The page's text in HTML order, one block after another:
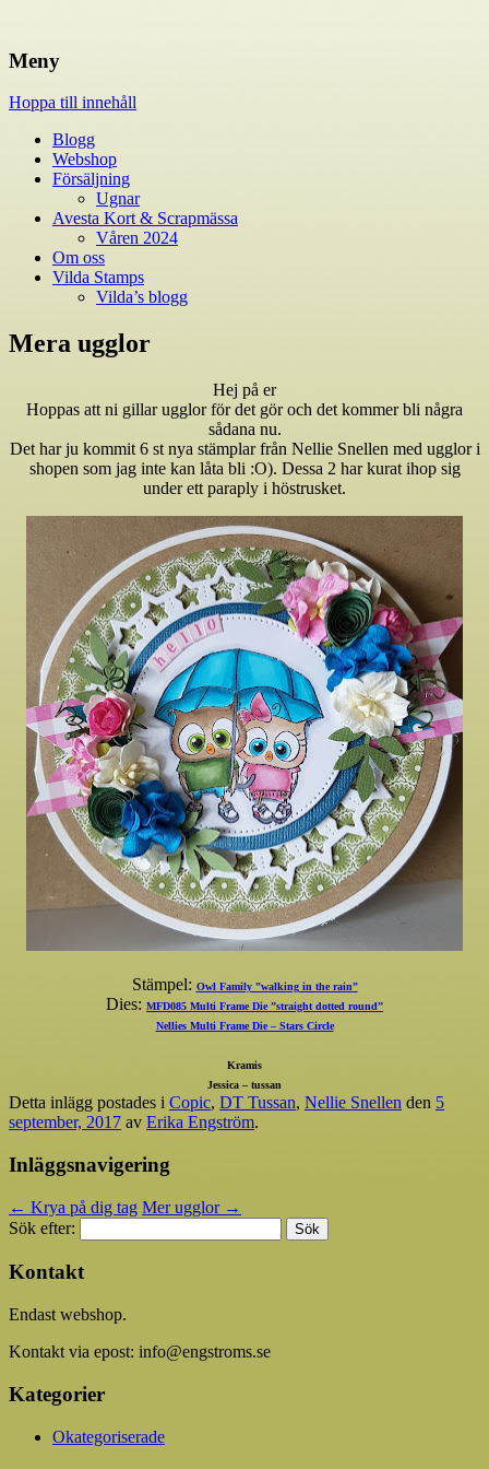
Engströms Artstudio AB
Meny
Hoppa till innehåll
Blogg
Webshop
Försäljning
Ugnar
Avesta Kort & Scrapmässa
Våren 2024
Om oss
Vilda Stamps
Vilda’s blogg
Mera ugglor
Hej på er
Hoppas att ni gillar ugglor för det gör och det kommer bli några
sådana nu.
Det har ju kommit 6 st nya stämplar från Nellie Snellen med ugglor i
shopen som jag inte kan låta bli :O). Dessa 2 har kurat ihop sig
under ett paraply i höstrusket.
Stämpel: Owl Family ”walking in the rain”
Dies: MFD085 Multi Frame Die ”straight dotted round”
Nellies Multi Frame Die – Stars Circle
Kramis
Jessica – tussan
Detta inlägg postades i Copic, DT Tussan, Nellie Snellen den 5
september, 2017 av Erika Engström.
Inläggsnavigering
← Krya på dig tag Mer ugglor →
Sök efter:
Kontakt
Endast webshop.
Kontakt via epost: info@engstroms.se
Kategorier
Okategoriserade